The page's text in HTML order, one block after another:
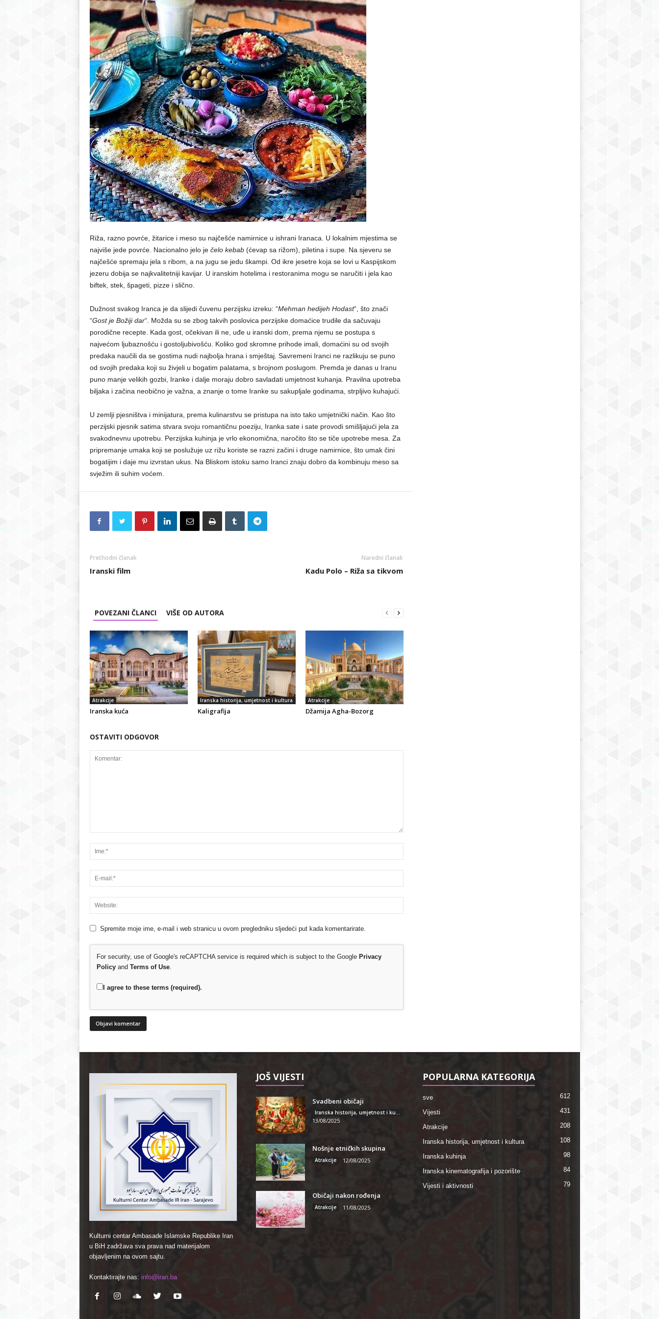
S
a
r
a
j
e
v
o
Riža, razno povrće, žitarice i meso su najčešće namirnice u ishrani Iranaca. U lokalnim mjestima se
najviše jede povrće. Nacionalno jelo je čelo kebab(ćevap sa rižom), piletina i supe. Na sjeveru se
najčešće spremaju jela s ribom, a na jugu se jedu škampi. Od ikre jesetre koja se lovi u Kaspijskom
jezeru dobija se najkvalitetniji kavijar. U iranskim hotelima i restoranima mogu se naručiti i jela kao
biftek, stek, špageti, pizze i slično.
Dužnost svakog Iranca je da slijedi čuvenu perzijsku izreku: “Mehman hedijeh Hodast“, što znači
“Gost je Božiji dar“. Možda su se zbog takvih poslovica perzijske domaćice trudile da sačuvaju
porodične recepte. Kada gost, očekivan ili ne, uđe u iranski dom, prema njemu se postupa s
najvećom ljubaznošću i gostoljubivošću. Koliko god skromne prihode imali, domaćini su od svojih
predaka naučili da se gostima nudi najbolja hrana i smještaj. Savremeni Iranci ne razlikuju se puno
od svojih predaka koji su živjeli u bogatim palatama, s brojnom poslugom. Premda je danas u Iranu
puno manje velikih gozbi, Iranke i dalje moraju dobro savladati umjetnost kuhanja. Pravilna upotreba
biljaka i začina neobično je važna, a znanje o tome Iranke su sakupljale godinama, strpljivo kuhajući.
U zemlji pjesništva i minijatura, prema kulinarstvu se pristupa na isto tako umjetnički način. Kao što
perzijski pjesnik satima stvara svoju romantičnu poeziju, Iranka sate i sate provodi smišljajući jela za
svakodnevnu upotrebu. Perzijska kuhinja je vrlo ekonomična, naročito što se tiče upotrebe mesa. Za
pripremanje umaka koji se poslužuje uz rižu koriste se razni začini i druge namirnice, što umak čini
bogatijim i daje mu izvrstan ukus. Na Bliskom istoku samo Iranci znaju dobro da kombinuju meso sa
svježim ili suhim voćem.
Prethodni članak
Iranski film
Naredni članak
Kadu Polo – Riža sa tikvom
POVEZANI ČLANCI VIŠE OD AUTORA
Atrakcije
Iranska kuća
Iranska historija, umjetnost i kultura
Kaligrafija
Atrakcije
Džamija Agha-Bozorg
OSTAVITI ODGOVOR
Spremite moje ime, e-mail i web stranicu u ovom pregledniku sljedeći put kada komentarirate.
For security, use of Google's reCAPTCHA service is required which is subject to the Google Privacy
Policyand Terms of Use.
I agree to these terms (required).
Kulturni centar Ambasade Islamske Republike Iran
u BiH zadržava sva prava nad materijalom
objavljenim na ovom sajtu.
Kontaktirajte nas: info@iran.ba
JOŠ VIJESTI
Svadbeni običaji
Iranska historija, umjetnost i kultura
13/08/2025
Nošnje etničkih skupina
Atrakcije 12/08/2025
Običaji nakon rođenja
Atrakcije 11/08/2025
POPULARNA KATEGORIJA
sve 612
Vijesti 431
Atrakcije 208
Iranska historija, umjetnost i kultura 108
Iranska kuhinja 98
Iranska kinematografija i pozorište 84
Vijesti i aktivnosti 79